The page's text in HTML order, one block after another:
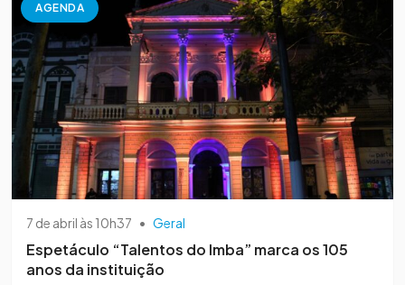
AGENDA
7 de abril às 10h37 • Geral
Espetáculo “Talentos do Imba” marca os 105
anos da instituição